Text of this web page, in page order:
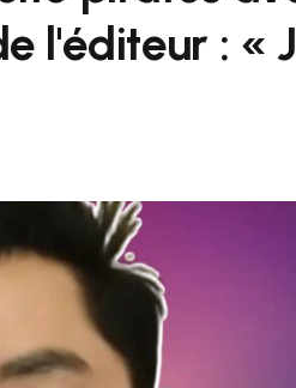
l'éditeur : «